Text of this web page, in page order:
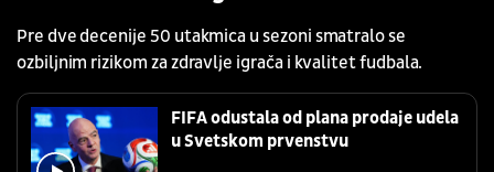
Pre dve decenije 50 utakmica u sezoni smatralo se
ozbiljnim rizikom za zdravlje igrača i kvalitet fudbala.
FIFA odustala od plana prodaje udela
u Svetskom prvenstvu